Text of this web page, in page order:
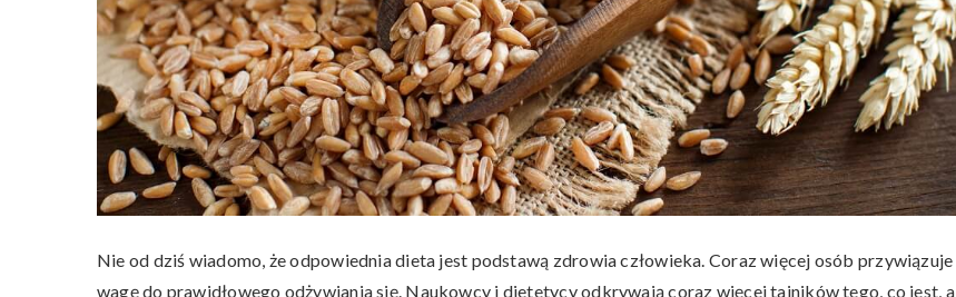
Nie od dziś wiadomo, że odpowiednia dieta jest podstawą zdrowia człowieka. Coraz więcej osób przywiązuje
wagę do prawidłowego odżywiania się. Naukowcy i dietetycy odkrywają coraz więcej tajników tego, co jest, a